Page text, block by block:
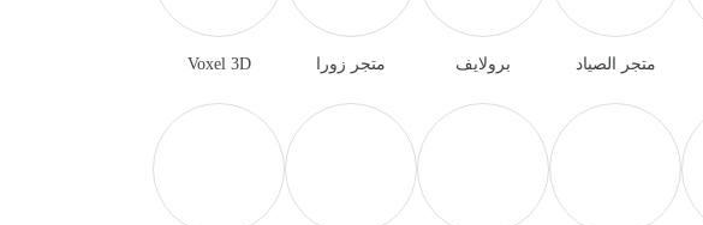
متجر الصياد برولايف متجر زورا Voxel 3D